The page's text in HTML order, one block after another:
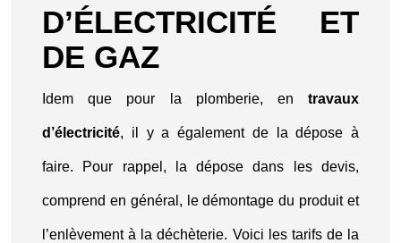
D’ÉLECTRICITÉ ET
DE GAZ
Idem que pour la plomberie, en travaux
d’électricité, il y a également de la dépose à
faire. Pour rappel, la dépose dans les devis,
comprend en général, le démontage du produit et
l’enlèvement à la déchèterie. Voici les tarifs de la